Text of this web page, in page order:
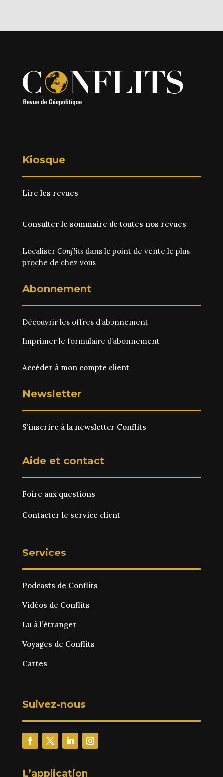
Kiosque
Lire les revues
Consulter le sommaire de toutes nos revues
Localiser Conflitsdans le point de vente le plus
proche de chez vous
Abonnement
Découvrir les offres d‘abonnement
Imprimer le formulaire d’abonnement
Accéder à mon compte client
Newsletter
S’inscrire à la newsletter Conflits
Aide et contact
Foire aux questions
Contacter le service client
Services
Podcasts de Conflits
Vidéos de Conflits
Lu à l’étranger
Voyages de Conflits
Cartes
Suivez-nous
L’application